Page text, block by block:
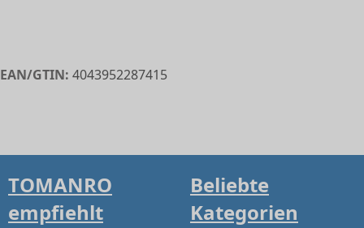
EAN/GTIN: 4043952287415
TOMANRO
empfiehlt
Beliebte
Kategorien